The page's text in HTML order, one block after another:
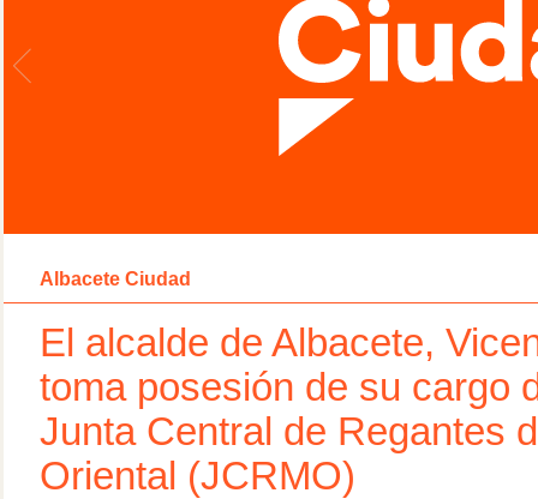
Albacete Ciudad
El alcalde de Albacete,
toma posesión de su cargo
Junta Central de Regantes
Oriental (JCRMO)